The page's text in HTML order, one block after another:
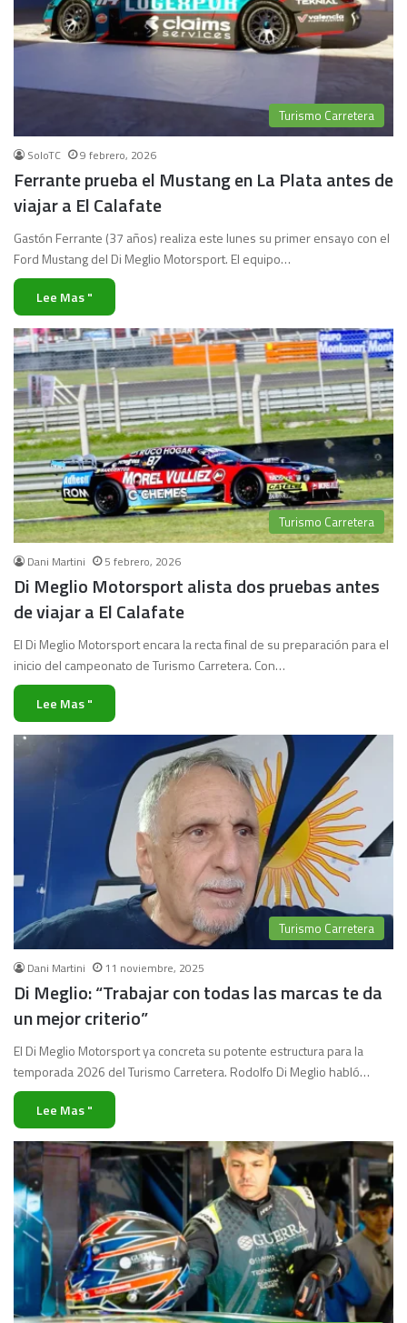
Turismo Carretera
SoloTC 9 febrero, 2026
Ferrante prueba el Mustang en La Plata antes de
viajar a El Calafate
Gastón Ferrante (37 años) realiza este lunes su primer ensayo con el
Ford Mustang del Di Meglio Motorsport. El equipo…
Lee Mas "
Turismo Carretera
Dani Martini 5 febrero, 2026
Di Meglio Motorsport alista dos pruebas antes
de viajar a El Calafate
El Di Meglio Motorsport encara la recta final de su preparación para el
inicio del campeonato de Turismo Carretera. Con…
Lee Mas "
Turismo Carretera
Dani Martini 11 noviembre, 2025
Di Meglio: “Trabajar con todas las marcas te da
un mejor criterio”
El Di Meglio Motorsport ya concreta su potente estructura para la
temporada 2026 del Turismo Carretera. Rodolfo Di Meglio habló…
Lee Mas "